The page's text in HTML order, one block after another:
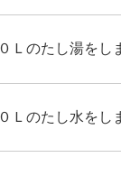
Ｌのたし湯をし
Ｌのたし水をし